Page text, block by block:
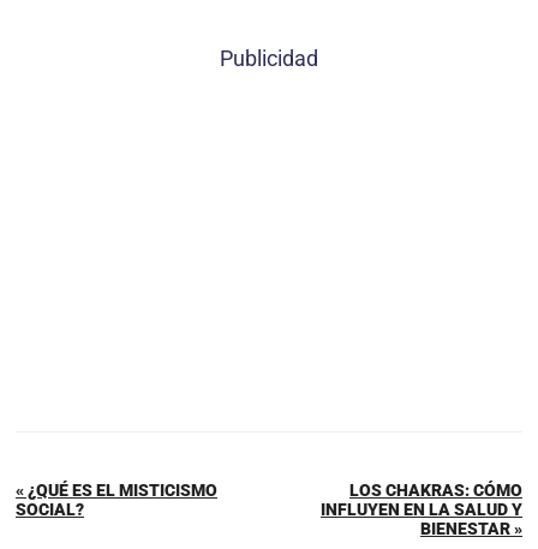
Publicidad
« ¿QUÉ ES EL MISTICISMO
SOCIAL?
LOS CHAKRAS: CÓMO
INFLUYEN EN LA SALUD Y
BIENESTAR »